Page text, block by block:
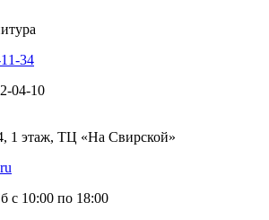
34
04-10
1 этаж, ТЦ «На Свирской»
с 10:00 по 18:00